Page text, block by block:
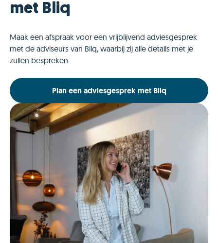
met Bliq
Maak een afspraak voor een vrijblijvend adviesgesprek
met de adviseurs van Bliq, waarbij zij alle details met je
zullen bespreken.
Plan een adviesgesprek met Bliq